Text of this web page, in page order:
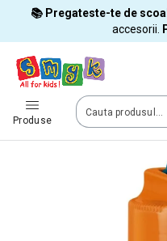
📚 Pregateste-te de
accesorii.
Produse
Alege tara si treci la
România (Romania)
Livram